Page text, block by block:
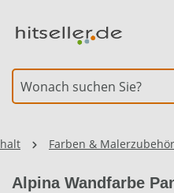
Farben & Malerzubehör
Alpina Wandfarbe